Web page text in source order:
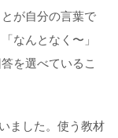
が自分の言葉で
なんとなく〜」
を選べているこ
ました。使う教材